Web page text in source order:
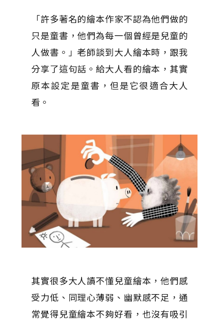
「許多著名的繪本作家不認為他們做的
只是童書，他們為每一個曾經是兒童的
人做書。」老師談到大人繪本時，跟我
分享了這句話。給大人看的繪本，其實
原本設定是童書，但是它很適合大人
看。
其實很多大人讀不懂兒童繪本，他們感
受力低、同理心薄弱、幽默感不足，通
常覺得兒童繪本不夠好看，也沒有吸引